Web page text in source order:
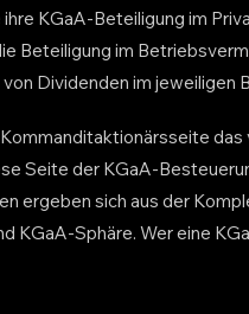
KGaA-Beteiligung im
Beteiligung im
Dividenden im jeweiligen
Seite der KGaA-
ergeben sich aus der
KGaA-Sphäre. Wer eine